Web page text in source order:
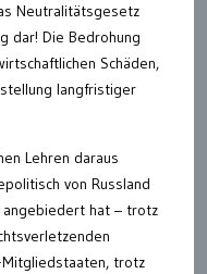
Neutralitätsgesetz
dar! Die Bedrohung
Schäden,
langfristiger
Lehren daraus
von Russland
angebiedert hat – trotz
Mitgliedstaaten, trotz